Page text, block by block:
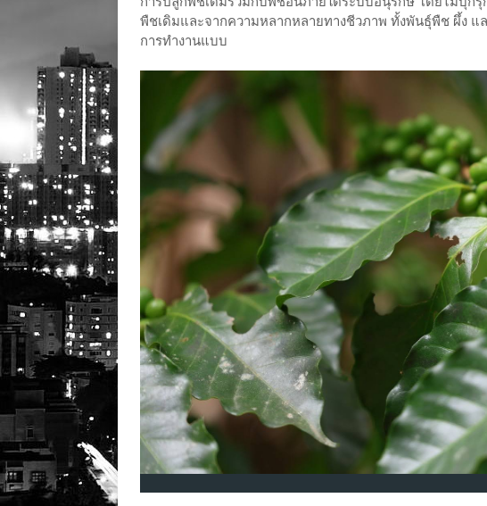
พืชเดิมและจากความหลากหลายทางชีวภาพ ทั้งพันธุ์พืช ผึ้ง
การทำงานแบบ